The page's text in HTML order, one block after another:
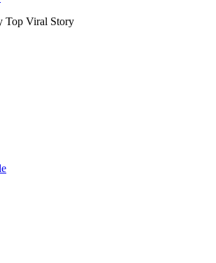
Top Viral Story